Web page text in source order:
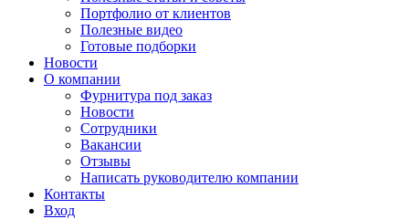
Портфолио от клиентов
Полезные видео
Готовые подборки
Новости
О компании
Фурнитура под заказ
Новости
Сотрудники
Вакансии
Отзывы
Написать руководителю компании
Контакты
Вход